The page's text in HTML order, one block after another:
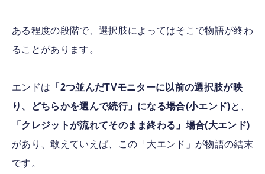
ある程度の段階で、選択肢によってはそこで物語が終わ
ることがあります。
エンドは 「2つ並んだTVモニターに以前の選択肢が映
り、どちらかを選んで続行」になる場合(小エンド)と、
「クレジットが流れてそのまま終わる」場合(大エンド)
があり、敢えていえば、この「大エンド」が物語の結末
です。